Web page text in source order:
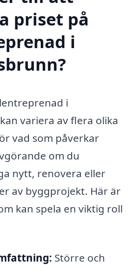
priset på
i
i
variera av flera olika
vad som påverkar
om du
nytt, renovera eller
av byggprojekt. Här är
kan spela en viktig roll
Större och